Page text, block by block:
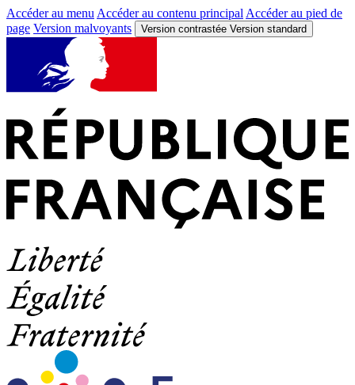
Accéder au menu Accéder au contenu principal Accéder au pied de
page Version malvoyants Version contrastée Version standard